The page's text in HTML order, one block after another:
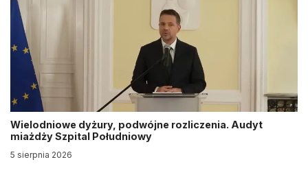
Wielodniowe dyżury, podwójne rozliczenia. Audyt
miażdży Szpital Południowy
5 sierpnia 2026